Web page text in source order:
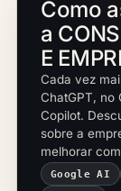
Como
a
E
Cada vez
ChatGPT, no
Copilot.
sobre a
melhorar
Google AI